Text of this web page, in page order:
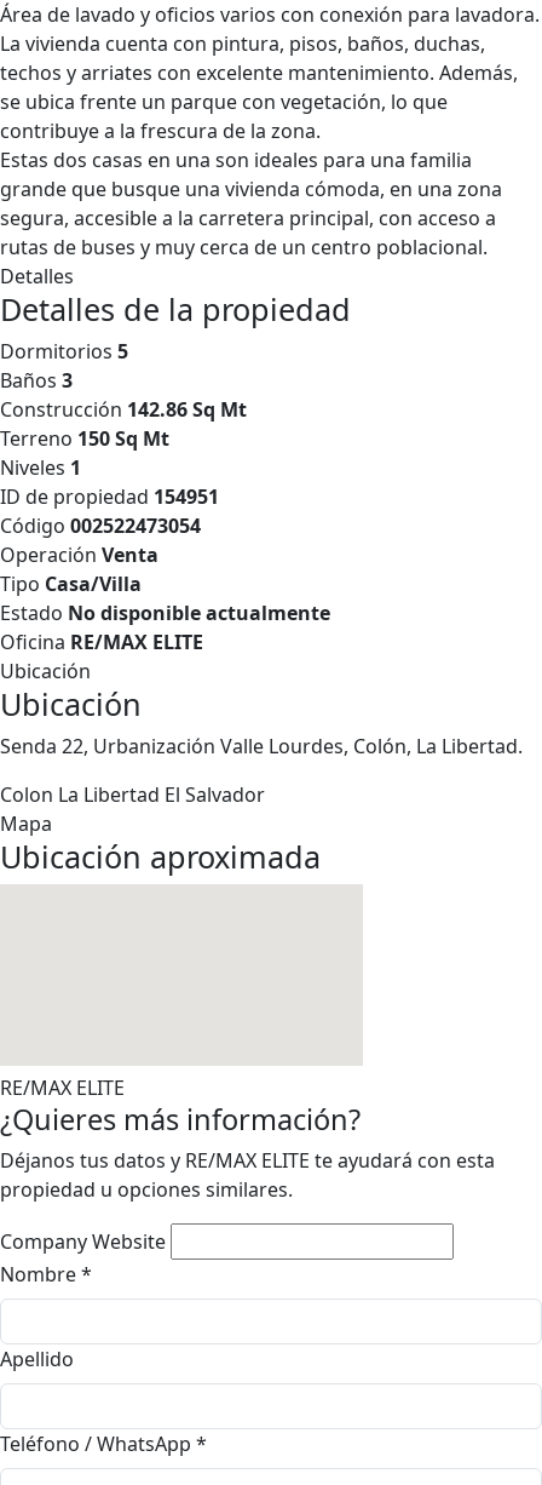
Área de lavado y oficios varios con conexión para lavadora.
La vivienda cuenta con pintura, pisos, baños, duchas,
techos y arriates con excelente mantenimiento. Además,
se ubica frente un parque con vegetación, lo que
contribuye a la frescura de la zona.
Estas dos casas en una son ideales para una familia
grande que busque una vivienda cómoda, en una zona
segura, accesible a la carretera principal, con acceso a
rutas de buses y muy cerca de un centro poblacional.
Detalles
Detalles de la propiedad
Dormitorios 5
Baños 3
Construcción 142.86 Sq Mt
Terreno 150 Sq Mt
Niveles 1
ID de propiedad 154951
Código 002522473054
Operación Venta
Tipo Casa/Villa
Estado No disponible actualmente
Oficina RE/MAX ELITE
Ubicación
Ubicación
Senda 22, Urbanización Valle Lourdes, Colón, La Libertad.
Colon La Libertad El Salvador
Mapa
Ubicación aproximada
RE/MAX ELITE
¿Quieres más información?
Déjanos tus datos y RE/MAX ELITE te ayudará con esta
propiedad u opciones similares.
Company Website
Nombre*
Apellido
Teléfono / WhatsApp *